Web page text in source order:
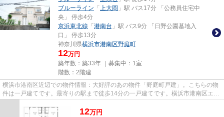
ブルーライン 「 上大岡 」駅 バス17分 「公務員住宅中
央」 停歩4分
京浜東北線 「 港南台 」駅 バス9分 「日野公園墓地入
口」 停歩13分
神奈川県横浜市港南区野庭町
12万円
築年数：築33年 ｜募集中： 1室
階数：2階建
横浜市港南区近辺での物件情報：大好評のあの物件「野庭町戸建」。こちらの物
件は一戸建てです。最寄りの駅まで徒歩14分の一戸建てです。横浜市港南区エリ
12万円